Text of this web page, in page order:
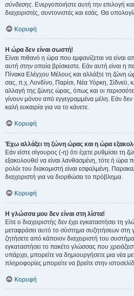
σύνδεσης. Ενεργοποιήστε αυτή την επιλογή
διαχειριστές, συντονιστές και εσάς. Θα
Κορυφή
Η ώρα δεν είναι σωστή!
Είναι πιθανό η ώρα που εμφανίζεται να είναι
αυτή στην οποία βρίσκεστε. Εάν αυτή είναι η
Πίνακα Ελέγχου Μέλους και αλλάξτε τη ζώνη
σας, π.χ. Λονδίνο, Παρίσι, Νέα Υόρκη, Σίδνεϋ,
αλλαγή της ζώνης ώρας, όπως και οι
γίνουν μόνον από εγγεγραμμένα μέλη. Εάν δεν
καλή ευκαιρία για να το κάνετε.
Κορυφή
Έχω αλλάξει τη ζώνη ώρας και η ώρα
Εάν είστε σίγουρος (-η) ότι έχετε ρυθμίσει
εξακολουθεί να είναι λανθασμένη, τότε ή ώρα
ρολόι του διακομιστή είναι εσφαλμένη.
διαχειριστή για να διορθώσει το πρόβλημα.
Κορυφή
Η γλώσσα μου δεν είναι στη λίστα!
Είτε ο διαχειριστής δεν έχει εγκαταστήσει τη
μεταφράσει αυτό το σύστημα συζητήσεων
ζητήσετε από κάποιον διαχειριστή του
εγκαταστήσει το πακέτο γλώσσας που
υπάρχει, μπορείτε να δημιουργήσετε μια νέα
πληροφορίες μπορείτε να βρείτε στην
Κορυφή